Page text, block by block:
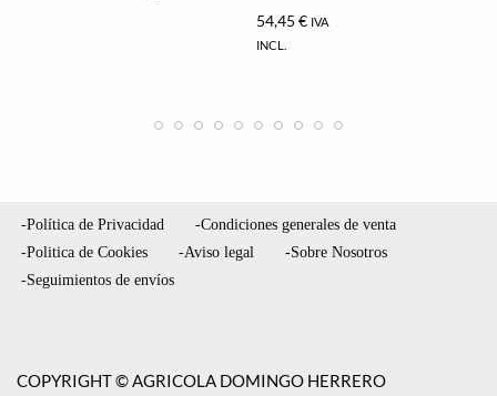
54,45€ IVA
INCL.
-Política de Privacidad
-Condiciones generales de venta
-Politica de Cookies
-Aviso legal
-Sobre Nosotros
-Seguimientos de envíos
COPYRIGHT © AGRICOLA DOMINGO HERRERO